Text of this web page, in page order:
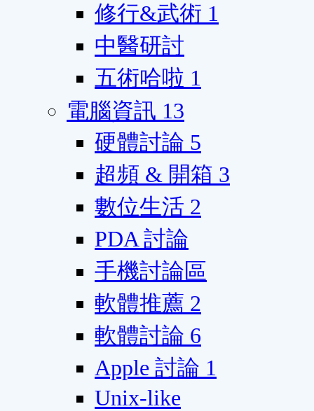
修行&武術 1
中醫研討
五術哈啦 1
電腦資訊 13
硬體討論 5
超頻 & 開箱 3
數位生活 2
PDA 討論
手機討論區
軟體推薦 2
軟體討論 6
Apple 討論 1
Unix-like